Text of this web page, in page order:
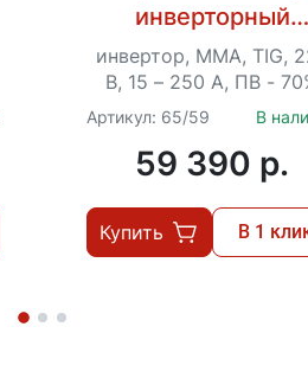
инверторный
Ресанта САИ-250
(AC/DC)
инвертор, MMA, TIG,
В, 15 – 250 А, ПВ -
Артикул: 65/59 В
59 390 p.
Купить В 1